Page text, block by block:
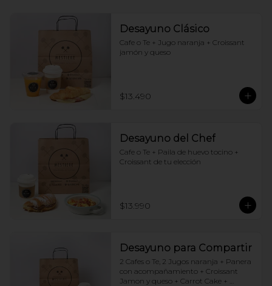
Desayuno Clásico
Cafe o Te + Jugo naranja + Croissant
jamón y queso
$13.490
Desayuno del Chef
Cafe o Te + Paila de huevo tocino +
Croissant de tu elección
$13.990
Desayuno para Compartir
2 Cafes o Te, 2 Jugos naranja + Panera
con acompañamiento + Croissant
Jamon y queso + Carrot Cake +